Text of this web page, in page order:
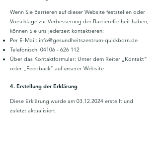
Wenn Sie Barrieren auf dieser Website feststellen oder
Vorschläge zur Verbesserung der Barrierefreiheit haben,
können Sie uns jederzeit kontaktieren:
Per E-Mail: info@gesundheitszentrum-quickborn.de
Telefonisch: 04106 - 626 112
Über das Kontaktformular: Unter dem Reiter „Kontakt“
oder „Feedback“ auf unserer Website
4. Erstellung der Erklärung
Diese Erklärung wurde am 03.12.2024 erstellt und
zuletzt aktualisiert.